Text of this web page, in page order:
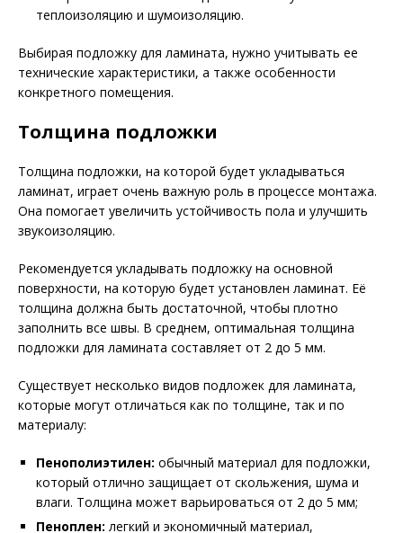
теплоизоляцию и шумоизоляцию.
Выбирая подложку для ламината, нужно учитывать ее
технические характеристики, а также особенности
конкретного помещения.
Толщина подложки
Толщина подложки, на которой будет укладываться
ламинат, играет очень важную роль в процессе монтажа.
Она помогает увеличить устойчивость пола и улучшить
звукоизоляцию.
Рекомендуется укладывать подложку на основной
поверхности, на которую будет установлен ламинат. Её
толщина должна быть достаточной, чтобы плотно
заполнить все швы. В среднем, оптимальная толщина
подложки для ламината составляет от 2 до 5 мм.
Существует несколько видов подложек для ламината,
которые могут отличаться как по толщине, так и по
материалу:
Пенополиэтилен: обычный материал для подложки,
который отлично защищает от скольжения, шума и
влаги. Толщина может варьироваться от 2 до 5 мм;
Пеноплен: легкий и экономичный материал,